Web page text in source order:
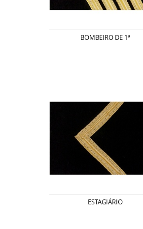
BOMBEIRO DE 1ª
ESTAGIÁRIO